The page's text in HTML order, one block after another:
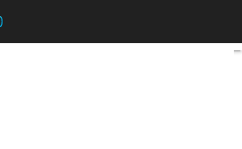
Open innovation e agrifood: i